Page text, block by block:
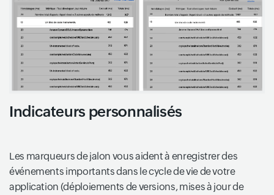
Indicateurs personnalisés
Les marqueurs de jalon vous aident à enregistrer des
événements importants dans le cycle de vie de votre
application (déploiements de versions, mises à jour de